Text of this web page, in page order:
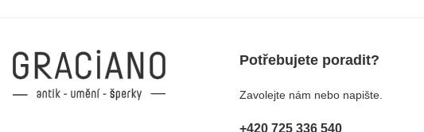
Potřebujete poradit?
Zavolejte nám nebo napište.
+420 725 336 540